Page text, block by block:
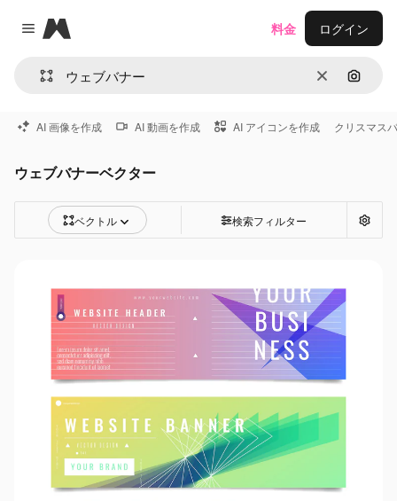
Close menu
Magnific
消去 画像で
料金 ログイン
AI 画像を作成 AI 動画を作成 AI アイコンを作成 クリスマス
ウェブバナーベクター
ベクトル 検索フィルター